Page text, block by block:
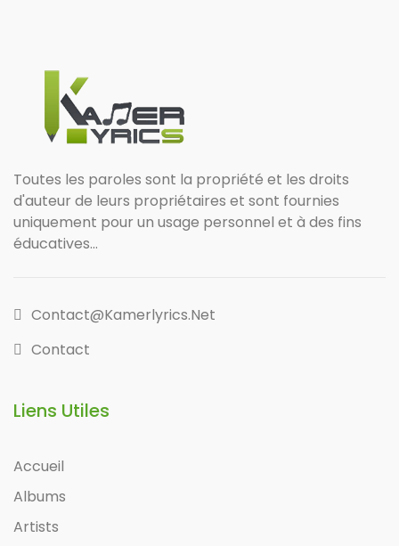
Toutes les paroles sont la propriété et les droits
d'auteur de leurs propriétaires et sont fournies
uniquement pour un usage personnel et à des fins
éducatives...
Contact@kamerlyrics.net
Contact
Liens Utiles
Accueil
Albums
Artists